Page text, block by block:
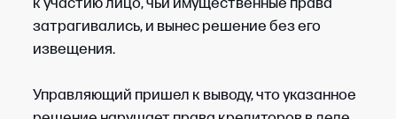
требований. Виды нарушений, которые могут
стать основанием для пересмотра дела,
установлены вАрбитражном процессуальном
Анализ доказательств